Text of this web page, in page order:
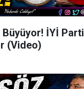
İYİ Parti
(Video)